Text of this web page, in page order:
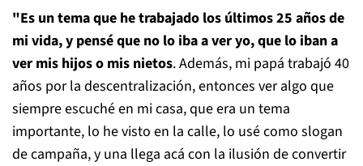
"Es un tema que he trabajado los últimos 25 años de
mi vida, y pensé que no lo iba a ver yo, que lo iban a
ver mis hijos o mis nietos. Además, mi papá trabajó 40
años por la descentralización, entonces ver algo que
siempre escuché en mi casa, que era un tema
importante, lo he visto en la calle, lo usé como slogan
de campaña, y una llega acá con la ilusión de convertir